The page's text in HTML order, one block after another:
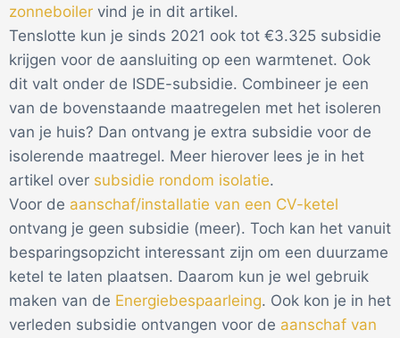
zonneboiler vind je in dit artikel.
Tenslotte kun je sinds 2021 ook tot €3.325 subsidie
krijgen voor de aansluiting op een warmtenet. Ook
dit valt onder de ISDE-subsidie. Combineer je een
van de bovenstaande maatregelen met het isoleren
van je huis? Dan ontvang je extra subsidie voor de
isolerende maatregel. Meer hierover lees je in het
artikel over subsidie rondom isolatie.
Voor de aanschaf/installatie van een CV-ketel
ontvang je geen subsidie (meer). Toch kan het vanuit
besparingsopzicht interessant zijn om een duurzame
ketel te laten plaatsen. Daarom kun je wel gebruik
maken van de Energiebespaarleing. Ook kon je in het
verleden subsidie ontvangen voor de aanschaf van